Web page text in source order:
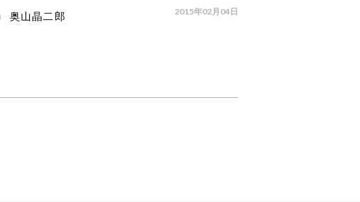
奥山晶二郎 2015年02月04日